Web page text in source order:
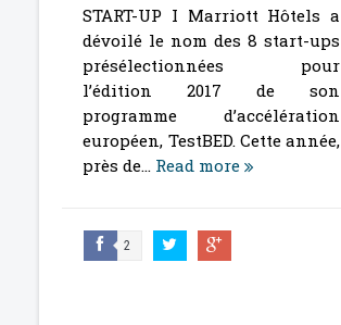
START-UP I Marriott Hôtels a
dévoilé le nom des 8 start-ups
présélectionnées pour
l’édition 2017 de son
programme d’accélération
européen, TestBED. Cette année,
près de... Read more
2